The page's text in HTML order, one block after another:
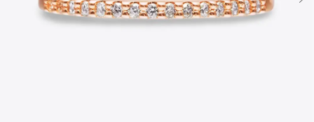
カテゴリー すべてのジュエリー